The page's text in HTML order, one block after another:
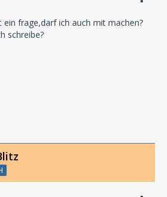
frage,darf ich auch mit machen?
schreibe?